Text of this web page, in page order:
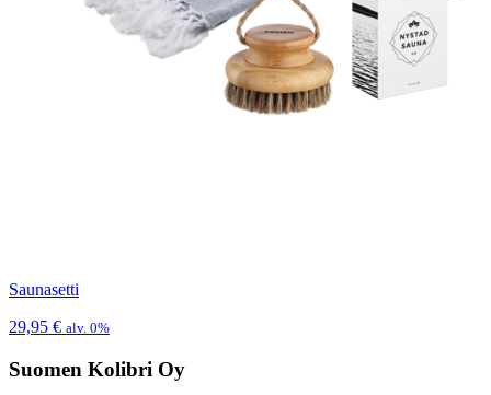
Saunasetti
29,95 € alv. 0%
Suomen Kolibri Oy